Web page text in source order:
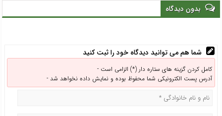
بدون دیدگاه
شما هم می توانید دیدگاه خود را ثبت کنید
کامل کردن گزینه های ستاره دار (*) الزامی است -
آدرس پست الکترونیکی شما محفوظ بوده و نمایش داده نخواهد شد -